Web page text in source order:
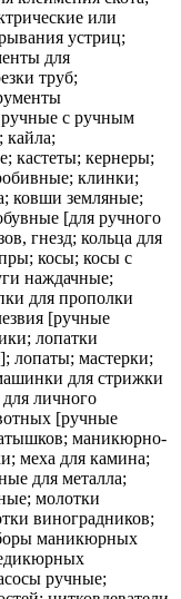
или
устриц;
для
труб;
с ручным
кастеты; кернеры;
клинки;
ковши земляные;
[для ручного
гнезд; кольца для
косы; косы с
наждачные;
для прополки
[ручные
лопатки
лопаты; мастерки;
для стрижки
для личного
[ручные
маникюрно-
меха для камина;
для металла;
молотки
виноградников;
маникюрных
ручные;